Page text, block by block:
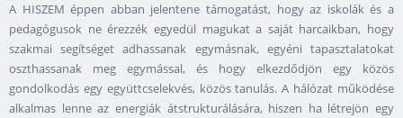
A HISZEM éppen abban jelentene támogatást, hogy az iskolák és a
pedagógusok ne érezzék egyedül magukat a saját harcaikban, hogy
szakmai segítséget adhassanak egymásnak, egyéni tapasztalatokat
oszthassanak meg egymással, és hogy elkezdődjön egy közös
gondolkodás egy együttcselekvés, közös tanulás. A hálózat működése
alkalmas lenne az energiák átstrukturálására, hiszen ha létrejön egy